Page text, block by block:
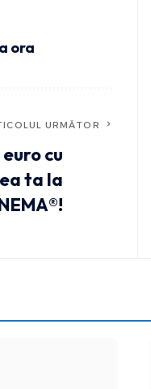
ora
URMĂTOR
cu
ta la